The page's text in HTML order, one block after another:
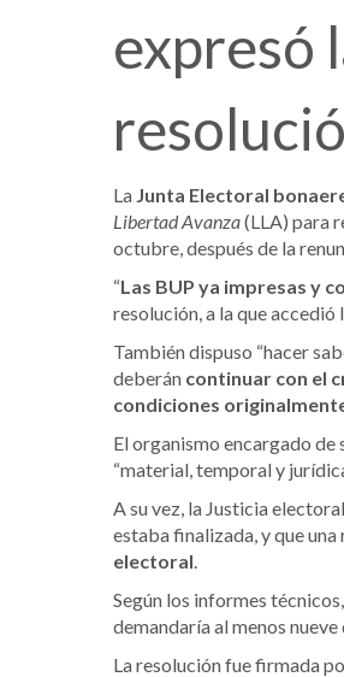
expresó
La Junta Electoral
Libertad Avanza(LLA) para
octubre, después de la
“Las BUP ya impresas y
resolución, a la que
También dispuso “hacer
deberán continuar con el
condiciones
El organismo encargado
“material, temporal y
A su vez, la Justicia
estaba finalizada, y que
electoral.
Según los informes
demandaría al menos
La resolución fue firmada